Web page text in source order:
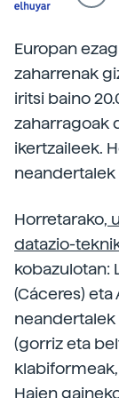
Europan
zaharrenak
iritsi baino
zaharragoak
ikertzaileek.
neandertalek
Horretarako,
datazio-
kobazulotan:
(Cáceres) eta
(gorriz eta
Haien